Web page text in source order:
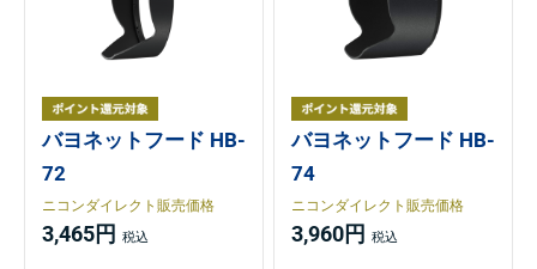
バヨネットフード HB-
72
ニコンダイレクト販売価格
3,465円
バヨネットフード HB-
74
ニコンダイレクト販売価格
3,960円